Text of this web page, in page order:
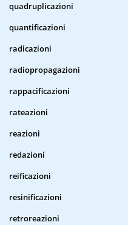
quadruplicazioni
quantificazioni
radicazioni
radiopropagazioni
rappacificazioni
rateazioni
reazioni
redazioni
reificazioni
resinificazioni
retroreazioni